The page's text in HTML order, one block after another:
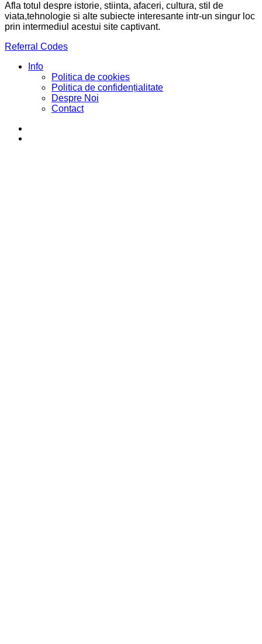
Afla totul despre istorie, stiinta, afaceri, cultura, stil de
viata,tehnologie si alte subiecte interesante intr-un singur loc
prin intermediul acestui site captivant.
Referral Codes
Info
Politica de cookies
Politica de confidențialitate
Despre Noi
Contact